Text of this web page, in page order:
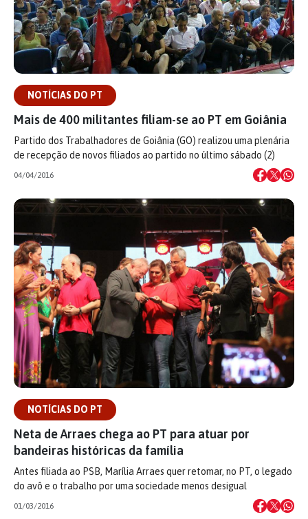
NOTÍCIAS DO PT
Mais de 400 militantes filiam-se ao PT em Goiânia
Partido dos Trabalhadores de Goiânia (GO) realizou uma plenária
de recepção de novos filiados ao partido no último sábado (2)
04/04/2016
NOTÍCIAS DO PT
Neta de Arraes chega ao PT para atuar por
bandeiras históricas da família
Antes filiada ao PSB, Marília Arraes quer retomar, no PT, o legado
do avô e o trabalho por uma sociedade menos desigual
01/03/2016